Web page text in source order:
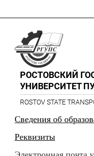
РОСТОВСКИЙ
УНИВЕРСИТЕТ
ROSTOV STATE
Сведения об
Реквизиты